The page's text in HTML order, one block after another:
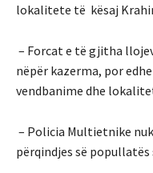
lokalitete të kësaj
– Forcat e të gjitha
nëpër kazerma, por
vendbanime dhe
– Policia Multietnike
përqindjes së popullatës